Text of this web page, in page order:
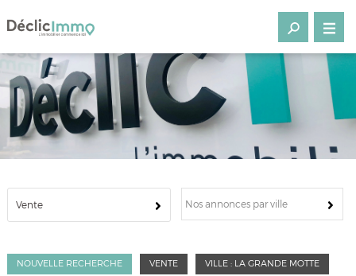
Vente Nos annonces par ville
NOUVELLE RECHERCHE VENTE VILLE : LA GRANDE MOTTE